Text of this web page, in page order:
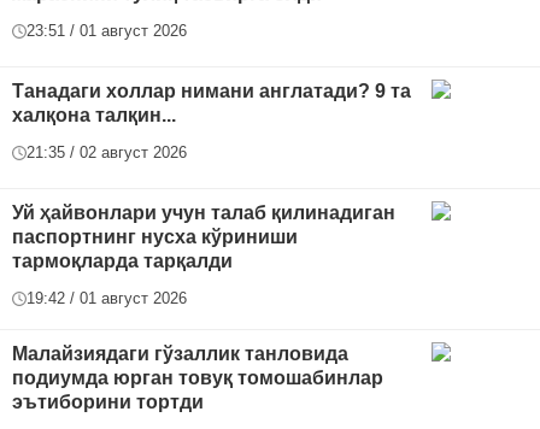
23:51 / 01 август 2026
Танадаги холлар нимани англатади? 9 та
халқона талқин...
21:35 / 02 август 2026
Уй ҳайвонлари учун талаб қилинадиган
паспортнинг нусха кўриниши
тармоқларда тарқалди
19:42 / 01 август 2026
Малайзиядаги гўзаллик танловида
подиумда юрган товуқ томошабинлар
эътиборини тортди